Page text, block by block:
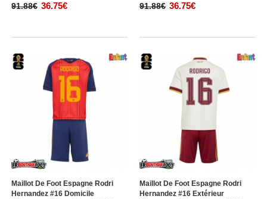
91.88€ 36.75€ 91.88€ 36.75€
Maillot De Foot Espagne Rodri
Hernandez #16 Domicile
Maillot De Foot Espagne Rodri
Hernandez #16 Extérieur